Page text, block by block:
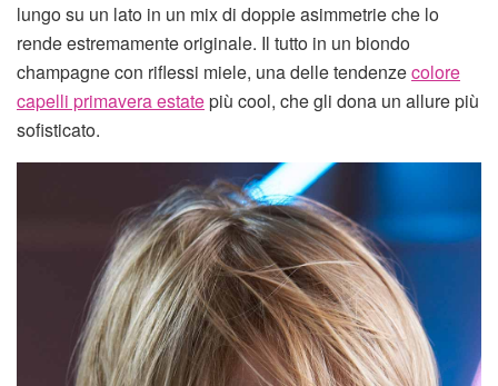
lungo su un lato in un mix di doppie asimmetrie che lo
rende estremamente originale. Il tutto in un biondo
champagne con riflessi miele, una delle tendenzecolore
capelli primavera estatepiù cool, che gli dona un allure più
sofisticato.